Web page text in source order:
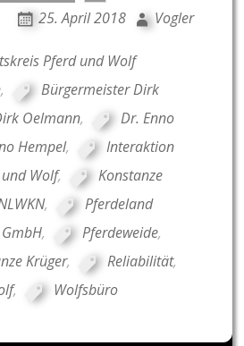
25. April 2018 Vogler
Pferd und Wolf
,
Bürgermeister Dirk
Oelmann,
Dr. Enno
Hempel,
Interaktion
Wolf,
Konstanze
,
Pferdeland
, Pferdeweide,
Krüger, Reliabilität,
, Wolfsbüro